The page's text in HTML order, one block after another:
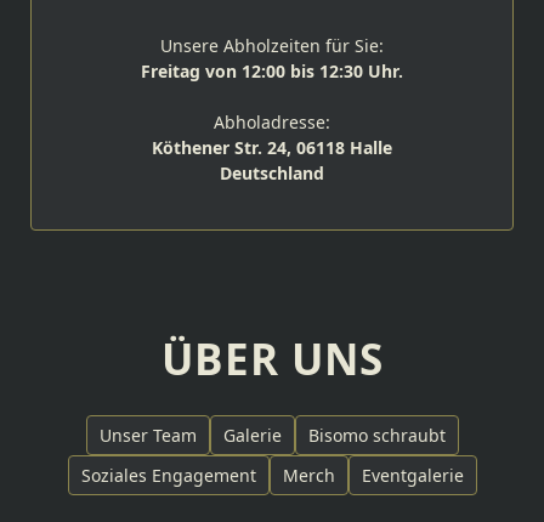
Unsere Abholzeiten für Sie:
Freitag von 12:00 bis 12:30 Uhr.
Abholadresse:
Köthener Str. 24, 06118 Halle
Deutschland
ÜBER UNS
Unser Team Galerie
Bisomo schraubt
Soziales Engagement
Merch Eventgalerie